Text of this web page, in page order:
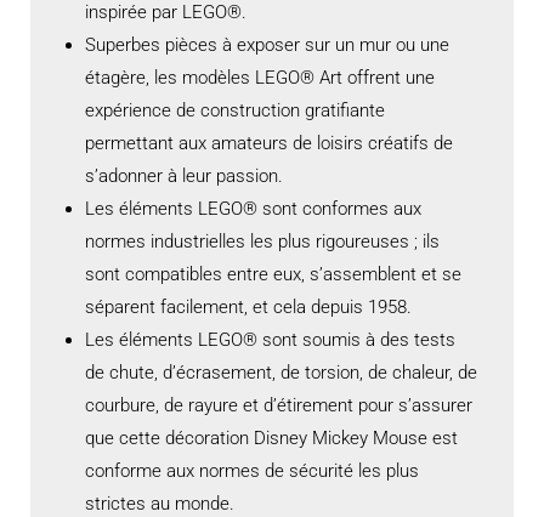
inspirée par LEGO®.
Superbes pièces à exposer sur un mur ou une
étagère, les modèles LEGO® Art offrent une
expérience de construction gratifiante
permettant aux amateurs de loisirs créatifs de
s’adonner à leur passion.
Les éléments LEGO® sont conformes aux
normes industrielles les plus rigoureuses ; ils
sont compatibles entre eux, s’assemblent et se
séparent facilement, et cela depuis 1958.
Les éléments LEGO® sont soumis à des tests
de chute, d’écrasement, de torsion, de chaleur, de
courbure, de rayure et d’étirement pour s’assurer
que cette décoration Disney Mickey Mouse est
conforme aux normes de sécurité les plus
strictes au monde.